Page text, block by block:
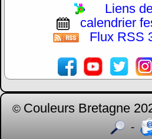
Liens
calendrier
Flux RSS
© Couleurs Bretagne
-